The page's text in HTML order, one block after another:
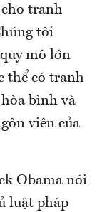
tranh
tôi
mô lớn
thể có tranh
bình và
viên của
Obama nói
luật pháp